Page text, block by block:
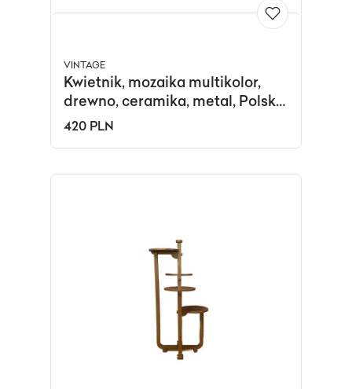
VINTAGE
Kwietnik, mozaika multikolor,
drewno, ceramika, metal, Polska,
lata 70.
420 PLN